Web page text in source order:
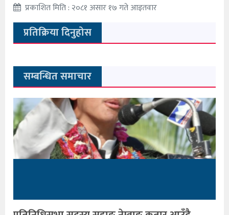
प्रकाशित मिति : २०८१ असार १७ गते आइतवार
प्रतिक्रिया दिनुहोस
सम्बन्धित समाचार